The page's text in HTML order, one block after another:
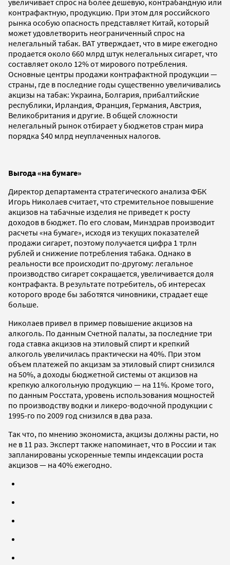
контрафактную, продукцию. При этом для российского
рынка особую опасность представляет Китай, который
может удовлетворить неограниченный спрос на
нелегальный табак. BAT утверждает, что в мире ежегодно
продается около 660 млрд штук нелегальных сигарет, что
составляет около 12% от мирового потребления.
Основные центры продажи контрафактной продукции —
страны, где в последние годы существенно увеличивались
акцизы на табак: Украина, Болгария, прибалтийские
республики, Ирландия, Франция, Германия, Австрия,
Великобритания и другие. В общей сложности
нелегальный рынок отбирает у бюджетов стран мира
порядка $40 млрд неуплаченных налогов.
Выгода «на бумаге»
Директор департамента стратегического анализа ФБК
Игорь Николаев считает, что стремительное повышение
акцизов на табачные изделия не приведет к росту
доходов в бюджет. По его словам, Минздрав производит
расчеты «на бумаге», исходя из текущих показателей
продажи сигарет, поэтому получается цифра 1 трлн
рублей и снижение потребления табака. Однако в
реальности все происходит по-другому: легальное
производство сигарет сокращается, увеличивается доля
контрафакта. В результате потребитель, об интересах
которого вроде бы заботятся чиновники, страдает еще
больше.
Николаев привел в пример повышение акцизов на
алкоголь. По данным Счетной палаты, за последние три
года ставка акцизов на этиловый спирт и крепкий
алкоголь увеличилась практически на 40%. При этом
объем платежей по акцизам за этиловый спирт снизился
на 50%, а доходы бюджетной системы от акцизов на
крепкую алкогольную продукцию — на 11%. Кроме того,
по данным Росстата, уровень использования мощностей
по производству водки и ликеро-водочной продукции с
1995-го по 2009 год снизился в два раза.
Так что, по мнению экономиста, акцизы должны расти, но
не в 11 раз. Эксперт также напоминает, что в России и так
запланированы ускоренные темпы индексации роста
акцизов — на 40% ежегодно.